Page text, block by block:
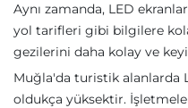
Aynı zamanda, LED
yol tarifleri gibi bilgilere
gezilerini daha kolay ve
Muğla'da turistik alanlarda
oldukça yüksektir.